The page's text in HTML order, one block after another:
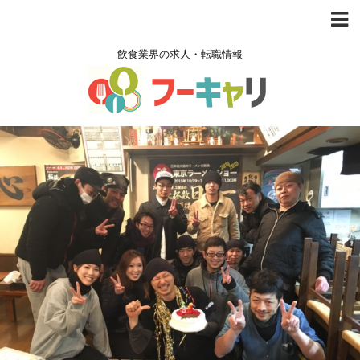
飲食業界の求人・転職情報